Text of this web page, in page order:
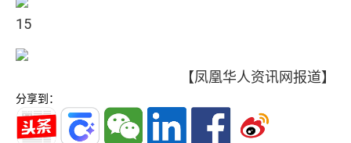
15
【凤凰华人资讯网报道】
分享到：